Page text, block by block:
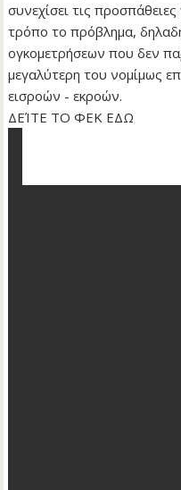
συνεχίσει τις
τρόπο το πρόβλημα,
ογκομετρήσεων που δεν
μεγαλύτερη του νομίμως
εισροών - εκροών.
ΔΕΊΤΕ ΤΟ ΦΕΚ ΕΔΩ